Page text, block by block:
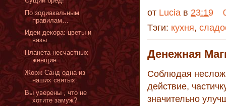
от Lucia в 23:19
Тэги: кухня,
Денежная
Соблюдая
действие,
значительно
По зодиакальным
правилам…
Идеи декора: цветы и
вазы
Планета несчастных
женщин
Жорж Санд одна из
наших святых
Вы уверены , что не
хотите замуж?